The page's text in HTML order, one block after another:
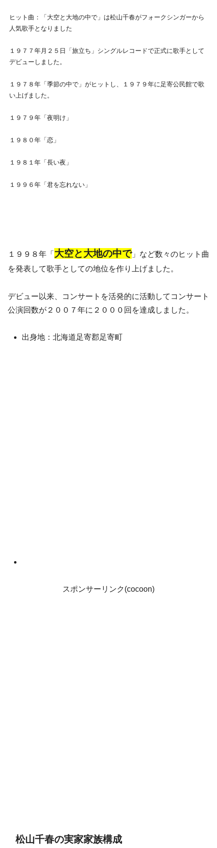
ヒット曲：「大空と大地の中で」は松山千春がフォークシンガーから
人気歌手となりました
１９７７年月２５日「旅立ち」シングルレコードで正式に歌手として
デビューしました。
１９７８年「季節の中で」がヒットし、１９７９年に足寄公民館で歌
い上げました。
１９７９年「夜明け」
１９８０年「恋」
１９８１年「長い夜」
１９９６年「君を忘れない」
１９９８年「 大空と大地の中で」など数々のヒット曲
を発表して歌手としての地位を作り上げました。
デビュー以来、コンサートを活発的に活動してコンサート
公演回数が２００７年に２０００回を達成しました。
出身地：北海道足寄郡足寄町
スポンサーリンク(cocoon)
松山千春の実家家族構成